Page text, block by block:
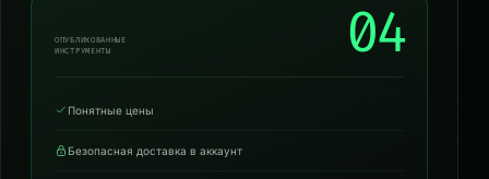
ОПУБЛИКОВАННЫЕ
ИНСТРУМЕНТЫ
04
Понятные цены
Безопасная доставка в аккаунт